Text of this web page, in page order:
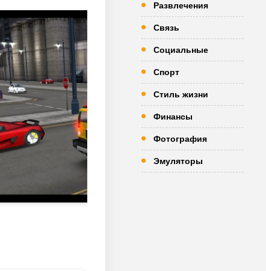
Развлечения
Связь
Социальные
Спорт
Стиль жизни
Финансы
Фотография
Эмуляторы